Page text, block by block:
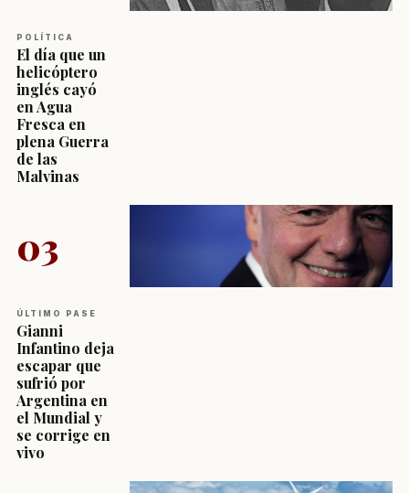
POLÍTICA
El día que un
helicóptero
inglés cayó
en Agua
Fresca en
plena Guerra
de las
Malvinas
03
ÚLTIMO PASE
Gianni
Infantino deja
escapar que
sufrió por
Argentina en
el Mundial y
se corrige en
vivo